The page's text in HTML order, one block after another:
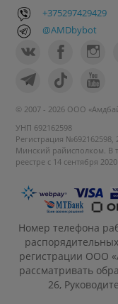
+375297429429
@AMDbybot
© 2007 - 2026 ООО
УНП 692162598
Регистрация №692162598,
Минский райисполком. В
реестре с 14 сентября
Номер телефона
регистрации ООО
рассматривать
26,